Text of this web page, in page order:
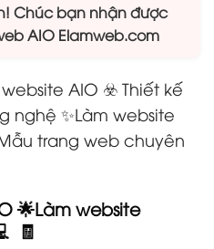
Chúc bạn nhận được
AIO Elamweb.com
AIO ☣️ Thiết kế
nghệ ✨Làm website
trang web chuyên
🌟Làm website
🧾